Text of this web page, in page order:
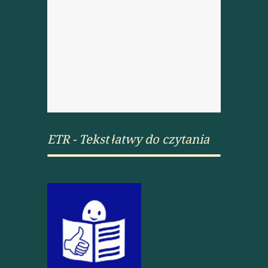
ETR - Tekst łatwy do czytania